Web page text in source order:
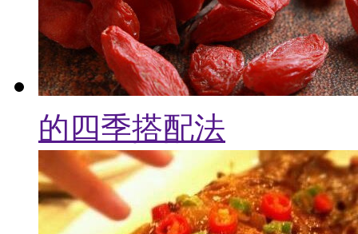
的四季搭配法